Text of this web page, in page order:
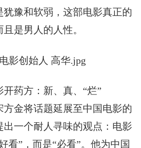
犹豫和软弱，这部电影真正的
是男人的人性。
药方：新、真、 “烂”
方金将话题延展至中国电影的
出一个耐人寻味的观点：电影
看”，而是“必看”。他为中国